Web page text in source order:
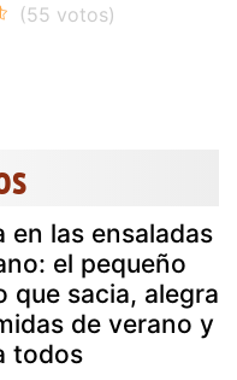
en las ensaladas
el pequeño
que sacia, alegra
de verano y
todos